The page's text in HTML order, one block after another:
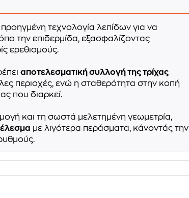
τεχνολογία λεπίδων για να
την επιδερμίδα, εξασφαλίζοντας
ερεθισμούς.
αποτελεσματική συλλογή της τρίχας
περιοχές, ενώ η σταθερότητα στην κοπή
που διαρκεί.
και τη σωστά μελετημένη γεωμετρία,
με λιγότερα περάσματα, κάνοντάς την